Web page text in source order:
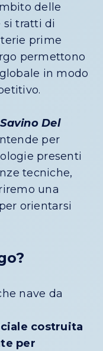
delle
si tratti di
prime
permettono
in modo
Savino Del
per
presenti
tecniche,
una
orientarsi
nave da
costruita
per